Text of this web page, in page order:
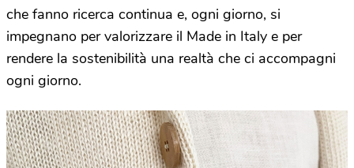
che fanno ricerca continua e, ogni giorno, si
impegnano per valorizzare il Made in Italy e per
rendere la sostenibilità una realtà che ci accompagni
ogni giorno.